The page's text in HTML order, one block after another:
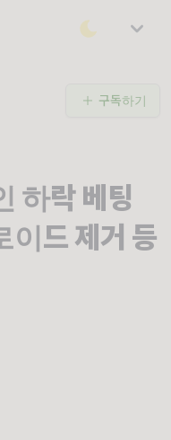
구독하기
하락 베팅
이드 제거 등